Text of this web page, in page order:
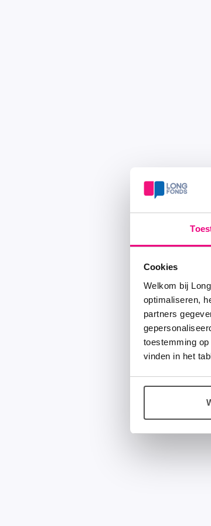
Cookies
Welkom bij
optimaliseren,
partners
toestemming
vinden in het